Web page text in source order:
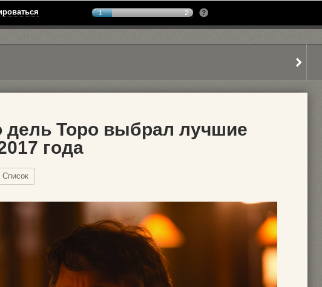
1 2
дель Торо выбрал лучшие
года
Список